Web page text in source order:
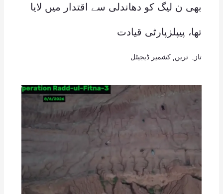
بھی ن لیگ کو دھاندلی سے اقتدار میں لایا
تھا، پیپلزپارٹی قیادت
تازہ ترین کشمیر ڈیجیٹل